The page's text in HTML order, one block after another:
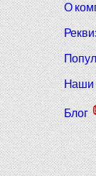
О
Наши
Блог